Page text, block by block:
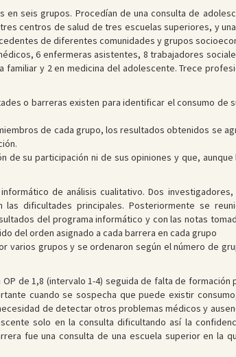
seis grupos. Procedían de una consulta de
centros de salud de tres escuelas superiores, y
de diferentes comunidades y grupos
6 enfermeras asistentes, 8 trabajadores
y 2 en medicina del adolescente. Trece
o barreras existen para identificar el consumo de
de cada grupo, los resultados obtenidos se
su participación ni de sus opiniones y que,
de análisis cualitativo. Dos
dificultades principales. Posteriormente se
del programa informático y con las notas
del orden asignado a cada barrera en cada grupo
varios grupos y se ordenaron según el número de
de 1,8 (intervalo 1-4) seguida de falta de formación
cuando se sospecha que puede existir
de detectar otros problemas médicos y
solo en la consulta dificultando así la
fue una consulta de una escuela superior en la